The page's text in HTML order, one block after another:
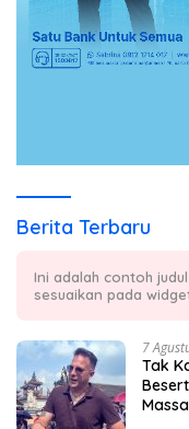
Berita Terbaru
Ini adalah contoh
sesuaikan pada
7
Tak